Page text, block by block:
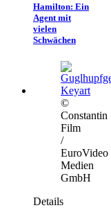
Hamilton: Ein
Agent mit
vielen
Schwächen
©
Constantin
Film
/
EuroVideo
Medien
GmbH
Details